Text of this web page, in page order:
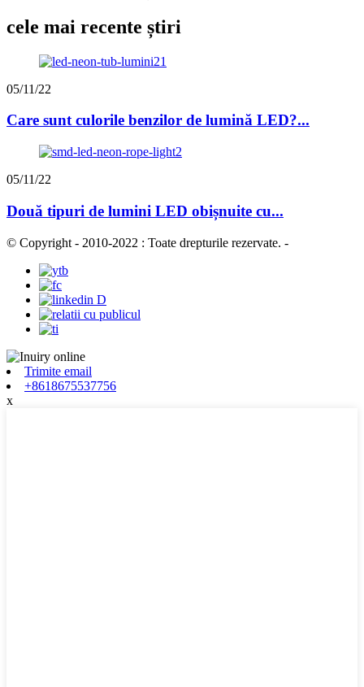
cele mai recente știri
05/11/22
Care sunt culorile benzilor de lumină LED?...
05/11/22
Două tipuri de lumini LED obișnuite cu...
© Copyright - 2010-2022 : Toate drepturile rezervate. -
Trimite email
+8618675537756
x